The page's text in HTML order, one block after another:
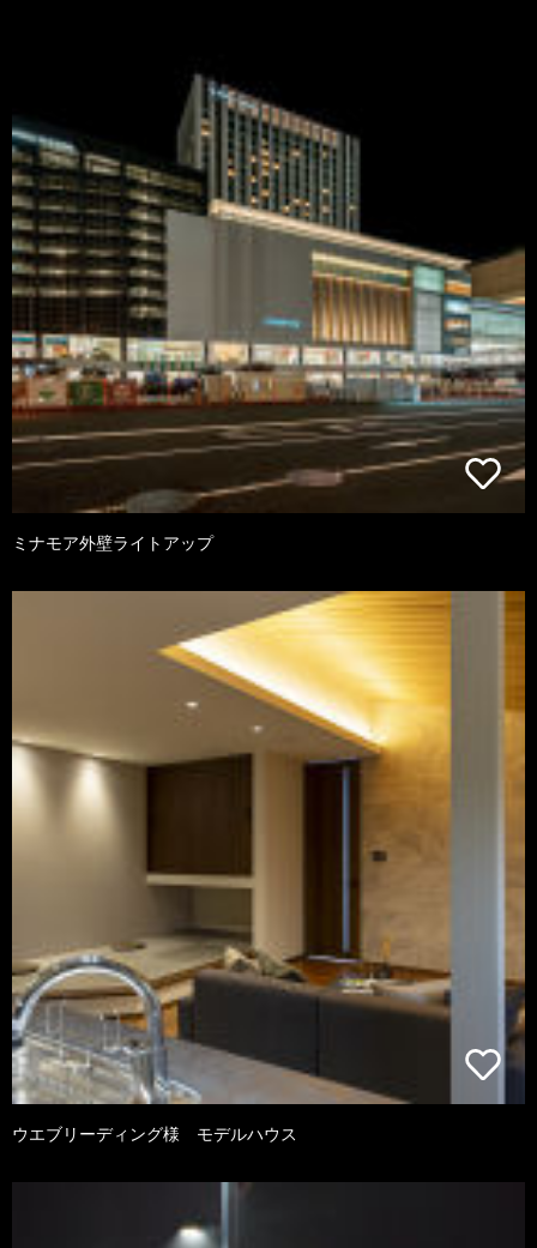
ミナモア外壁ライトアップ
ウエブリーディング様 モデルハウス